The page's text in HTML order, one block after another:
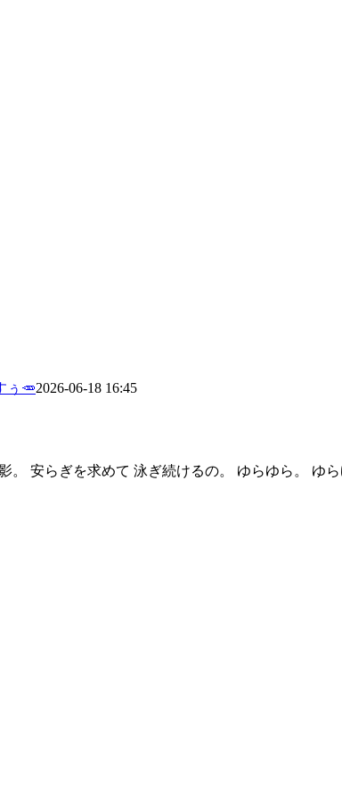
ぅ🥕2026-06-18 16:45
安らぎを求めて 泳ぎ続けるの。 ゆらゆら。 ゆ